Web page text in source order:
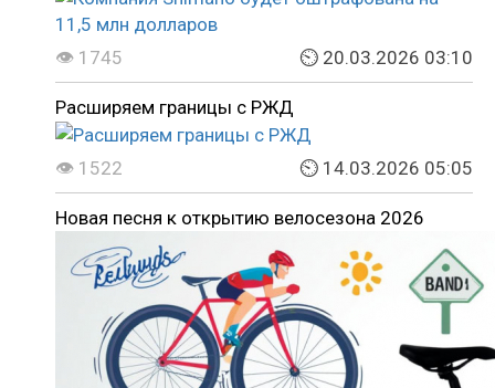
👁 1745 ⏲ 20.03.2026 03:10
Расширяем границы с РЖД
👁 1522 ⏲ 14.03.2026 05:05
Новая песня к открытию велосезона 2026